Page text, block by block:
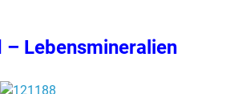
– Lebensmineralien